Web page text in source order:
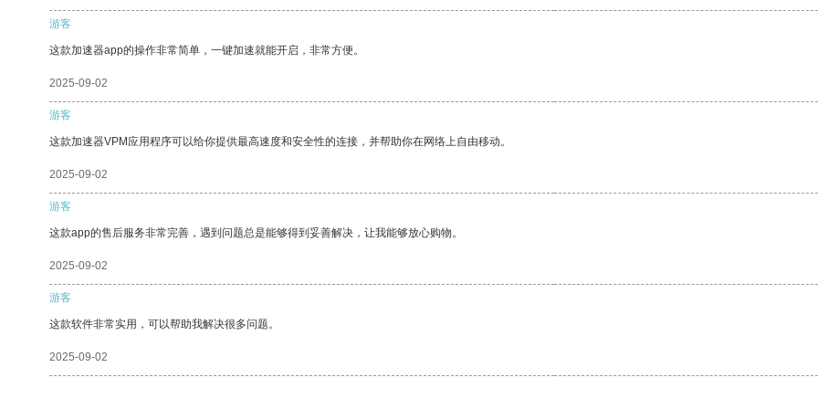
游客
这款加速器app的操作非常简单，一键加速就能开启，非常方便。
2025-09-02
游客
这款加速器VPM应用程序可以给你提供最高速度和安全性的连接，并帮助你在网络上自由移动。
2025-09-02
游客
这款app的售后服务非常完善，遇到问题总是能够得到妥善解决，让我能够放心购物。
2025-09-02
游客
这款软件非常实用，可以帮助我解决很多问题。
2025-09-02